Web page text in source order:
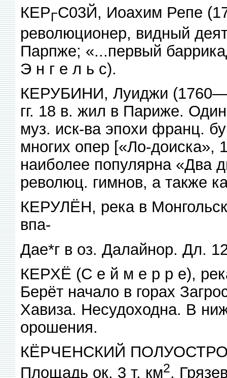
КЕРГС03Й, Иоахим Репе
революционер, видный
Парпже; «...первый
Э н г е л ь с).
КЕРУБИНИ, Луиджи (1760—
гг. 18 в. жил в Париже.
муз. иск-ва эпохи франц.
многих опер [«Ло-
наиболее популярна «Два
революц. гимнов, а также
КЕРУЛЁН, река в
впа-
Дае*г в оз. Далайнор. Дл.
КЕРХЁ (С е й м е р р е),
Берёт начало в горах
Хавиза. Несудоходна. В
орошения.
КЁРЧЕНСКИЙ ПОЛУОСТРОВ,
Площадь ок. 3 т. км2.